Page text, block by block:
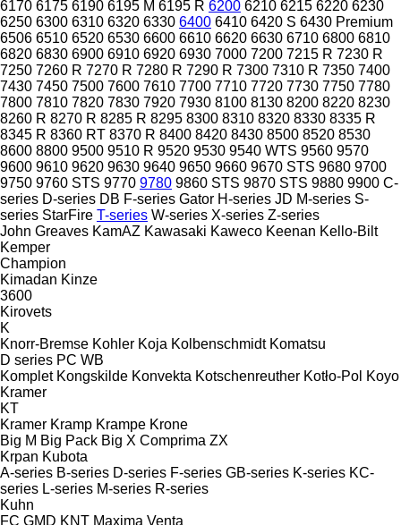
6170 6175 6190 6195 M 6195 R 6200 6210 6215 6220 6230
6250 6300 6310 6320 6330 6400 6410 6420 S 6430 Premium
6506 6510 6520 6530 6600 6610 6620 6630 6710 6800 6810
6820 6830 6900 6910 6920 6930 7000 7200 7215 R 7230 R
7250 7260 R 7270 R 7280 R 7290 R 7300 7310 R 7350 7400
7430 7450 7500 7600 7610 7700 7710 7720 7730 7750 7780
7800 7810 7820 7830 7920 7930 8100 8130 8200 8220 8230
8260 R 8270 R 8285 R 8295 8300 8310 8320 8330 8335 R
8345 R 8360 RT 8370 R 8400 8420 8430 8500 8520 8530
8600 8800 9500 9510 R 9520 9530 9540 WTS 9560 9570
9600 9610 9620 9630 9640 9650 9660 9670 STS 9680 9700
9750 9760 STS 9770 9780 9860 STS 9870 STS 9880 9900 C-
series D-series DB F-series Gator H-series JD M-series S-
series StarFire T-series W-series X-series Z-series
John Greaves KamAZ Kawasaki Kaweco Keenan Kello-Bilt
Kemper
Champion
Kimadan Kinze
3600
Kirovets
K
Knorr-Bremse Kohler Koja Kolbenschmidt Komatsu
D series PC WB
Komplet Kongskilde Konvekta Kotschenreuther Kotło-Pol Koyo
Kramer
KT
Kramer Kramp Krampe Krone
Big M Big Pack Big X Comprima ZX
Krpan Kubota
A-series B-series D-series F-series GB-series K-series KC-
series L-series M-series R-series
Kuhn
FC GMD KNT Maxima Venta